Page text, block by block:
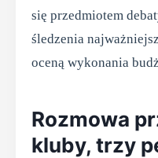
się przedmiotem
śledzenia
oceną wykonania
Rozmowa
kluby, trzy